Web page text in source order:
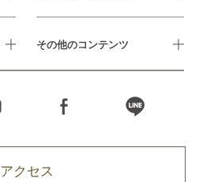
その他のコンテンツ
アクセス